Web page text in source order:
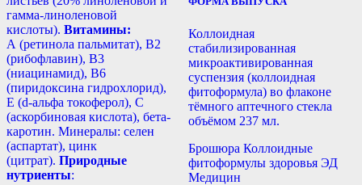
гамма-линоленовой
кислоты). Витамины:
А (ретинола пальмитат), В2
(рибофлавин), В3
(ниацинамид), В6
(пиридоксина гидрохлорид),
Е (d-альфа токоферол), С
(аскорбиновая кислота), бета-
каротин. Минералы: селен
(аспартат), цинк
(цитрат). Природные
нутриенты:
Коллоидная
стабилизированная
микроактивированная
суспензия (коллоидная
фитоформула) во флаконе
тёмного аптечного стекла
объёмом 237 мл.
Брошюра Коллоидные
фитоформулы здоровья ЭД
Медицин